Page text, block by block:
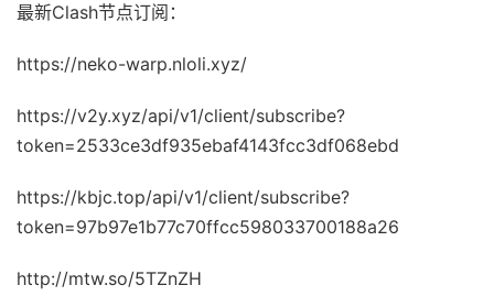
最新Clash节点订阅：
https://neko-warp.nloli.xyz/
https://v2y.xyz/api/v1/client/subscribe?
token=2533ce3df935ebaf4143fcc3df068ebd
https://kbjc.top/api/v1/client/subscribe?
token=97b97e1b77c70ffcc598033700188a26
http://mtw.so/5TZnZH